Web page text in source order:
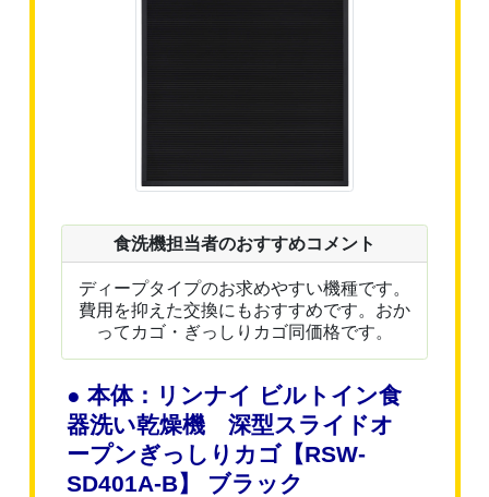
食洗機担当者のおすすめコメント
ディープタイプのお求めやすい機種です。
費用を抑えた交換にもおすすめです。おか
ってカゴ・ぎっしりカゴ同価格です。
● 本体：リンナイ ビルトイン食
器洗い乾燥機 深型スライドオ
ープンぎっしりカゴ【RSW-
SD401A-B】 ブラック